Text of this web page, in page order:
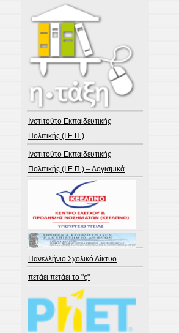
Ινστιτούτο Εκπαιδευτικής
Πολιτικής (Ι.Ε.Π.)
Ινστιτούτο Εκπαιδευτικής
Πολιτικής (Ι.Ε.Π.) – Λογισμικά
Πανελλήνιο Σχολικό Δίκτυο
πετάει πετάει το "ς"